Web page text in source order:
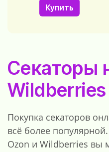
Купить
Секаторы
Wildberries
Покупка секаторов
всё более
Ozon и Wildberries вы